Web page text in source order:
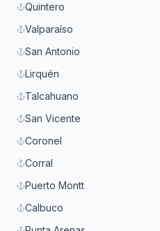
Quintero
Valparaíso
San Antonio
Lirquén
Talcahuano
San Vicente
Coronel
Corral
Puerto Montt
Calbuco